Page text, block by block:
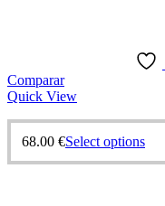
Comparar
Quick View
68.00 €Select options